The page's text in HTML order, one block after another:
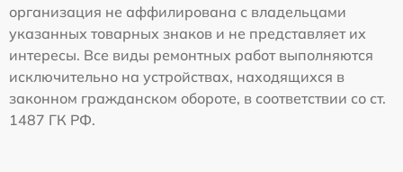
организация не аффилирована с владельцами
указанных товарных знаков и не представляет их
интересы. Все виды ремонтных работ выполняются
исключительно на устройствах, находящихся в
законном гражданском обороте, в соответствии со ст.
1487 ГК РФ.